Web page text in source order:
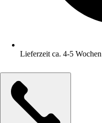
Lieferzeit ca. 4-5 Wochen